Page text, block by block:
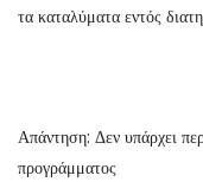
τα καταλύματα εντός
Απάντηση: Δεν υπάρχει
προγράμματος